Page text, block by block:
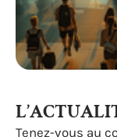
Tenez-vous au